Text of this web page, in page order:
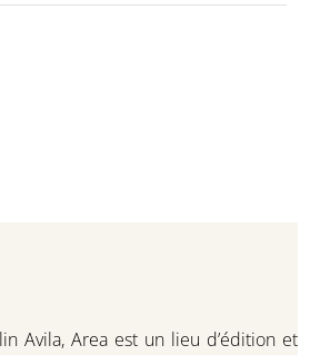
Avila, Area est un lieu d’édition et